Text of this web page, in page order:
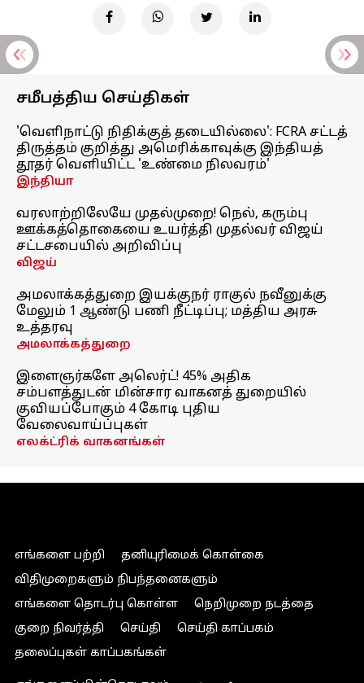
சமீபத்திய செய்திகள்
'வெளிநாட்டு நிதிக்குத் தடையில்லை': FCRA சட்டத்
திருத்தம் குறித்து அமெரிக்காவுக்கு இந்தியத்
தூதர் வெளியிட்ட 'உண்மை நிலவரம்'
இந்தியா
வரலாற்றிலேயே முதல்முறை! நெல், கரும்பு
ஊக்கத்தொகையை உயர்த்தி முதல்வர் விஜய்
சட்டசபையில் அறிவிப்பு
விஜய்
அமலாக்கத்துறை இயக்குநர் ராகுல் நவீனுக்கு
மேலும் 1 ஆண்டு பணி நீட்டிப்பு; மத்திய அரசு
உத்தரவு
அமலாக்கத்துறை
இளைஞர்களே அலெர்ட்! 45% அதிக
சம்பளத்துடன் மின்சார வாகனத் துறையில்
குவியப்போகும் 4 கோடி புதிய
வேலைவாய்ப்புகள்
எலக்ட்ரிக் வாகனங்கள்
எங்களை பற்றி
தனியுரிமைக் கொள்கை
விதிமுறைகளும் நிபந்தனைகளும்
எங்களை தொடர்பு கொள்ள
நெறிமுறை நடத்தை
குறை நிவர்த்தி
செய்தி
செய்தி காப்பகம்
தலைப்புகள் காப்பகங்கள்